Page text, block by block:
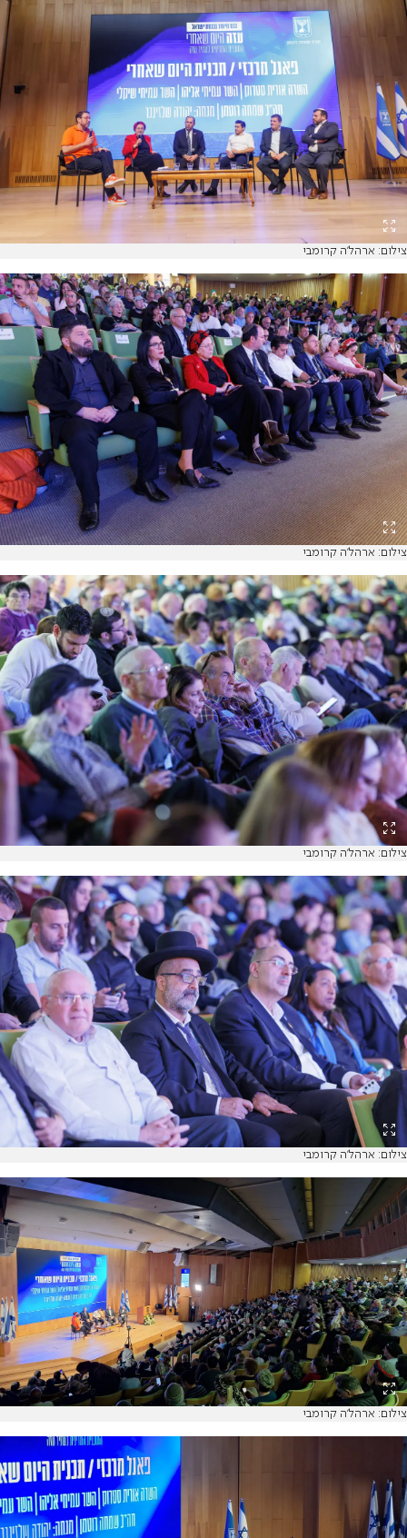
צילום: ארהל'ה קרומבי
צילום: ארהל'ה קרומבי
צילום: ארהל'ה קרומבי
צילום: ארהל'ה קרומבי
צילום: ארהל'ה קרומבי